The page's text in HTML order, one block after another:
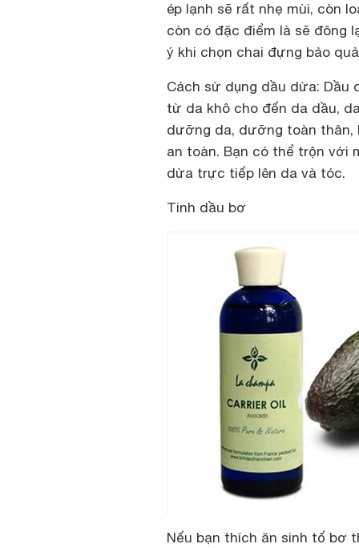
ép lạnh sẽ rất nhẹ mùi, còn
còn có đặc điểm là sẽ đông
ý khi chọn chai đựng bảo
Cách sử dụng dầu dừa: Dầu
từ da khô cho đến da dầu,
dưỡng da, dưỡng toàn thân,
an toàn. Bạn có thể trộn với
dừa trực tiếp lên da và tóc.
Tinh dầu bơ
Nếu bạn thích ăn sinh tố bơ